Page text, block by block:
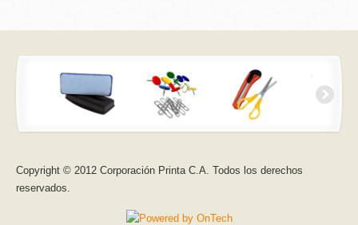
Copyright © 2012 Corporación Printa C.A. Todos los derechos
reservados.